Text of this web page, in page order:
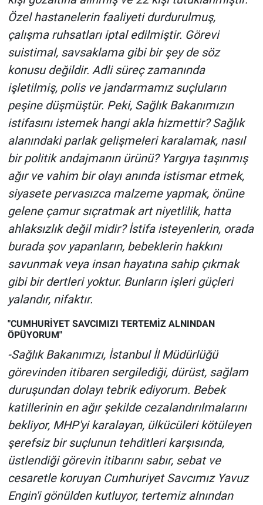
Özel hastanelerin faaliyeti durdurulmuş,
çalışma ruhsatları iptal edilmiştir. Görevi
suistimal, savsaklama gibi bir şey de söz
konusu değildir. Adli süreç zamanında
işletilmiş, polis ve jandarmamız suçluların
peşine düşmüştür. Peki, Sağlık Bakanımızın
istifasını istemek hangi akla hizmettir? Sağlık
alanındaki parlak gelişmeleri karalamak, nasıl
bir politik andajmanın ürünü? Yargıya taşınmış
ağır ve vahim bir olayı anında istismar etmek,
siyasete pervasızca malzeme yapmak, önüne
gelene çamur sıçratmak art niyetlilik, hatta
ahlaksızlık değil midir? İstifa isteyenlerin, orada
burada şov yapanların, bebeklerin hakkını
savunmak veya insan hayatına sahip çıkmak
gibi bir dertleri yoktur. Bunların işleri güçleri
yalandır, nifaktır.
"CUMHURİYET SAVCIMIZI TERTEMİZ ALNINDAN
ÖPÜYORUM"
-Sağlık Bakanımızı, İstanbul İl Müdürlüğü
görevinden itibaren sergilediği, dürüst, sağlam
duruşundan dolayı tebrik ediyorum. Bebek
katillerinin en ağır şekilde cezalandırılmalarını
bekliyor, MHP'yi karalayan, ülkücüleri kötüleyen
şerefsiz bir suçlunun tehditleri karşısında,
üstlendiği görevin itibarını sabır, sebat ve
cesaretle koruyan Cumhuriyet Savcımız Yavuz
Engin'i gönülden kutluyor, tertemiz alnından